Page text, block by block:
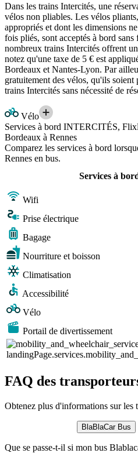
Dans les trains Intercités, une
vélos non pliables. Les vélos
appropriés et dont les dimensions
fois pliés, sont acceptés à bord
nombreux trains Intercités offrent
notez qu'une taxe de 5 € est
Bordeaux et Nantes-Lyon. Par
gratuitement des vélos, qu'ils
trains Intercités sans nécessité de
Vélo
Services à bord INTERCITÉS,
Bordeaux à Rennes
Comparez les services à bord
Rennes en bus.
Services à
Wifi
Prise électrique
Bagage
Nourriture et boisson
Climatisation
Accessibilité
Vélo
Portail de divertissement
FAQ des
Obtenez plus d'informations sur les
BlaBlaCar Bus
Que se passe-t-il si mon bus